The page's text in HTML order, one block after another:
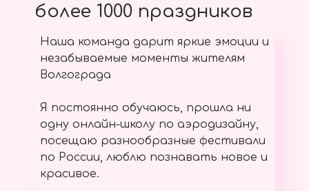
более 1000 праздников
Наша команда дарит яркие эмоции и
незабываемые моменты жителям
Волгограда
Я постоянно обучаюсь, прошла ни
одну онлайн-школу по аэродизайну,
посещаю разнообразные фестивали
по России, люблю познавать новое и
красивое.